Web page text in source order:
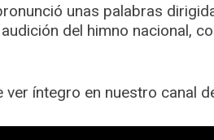
unas palabras
del himno nacional,
ver íntegro en nuestro canal